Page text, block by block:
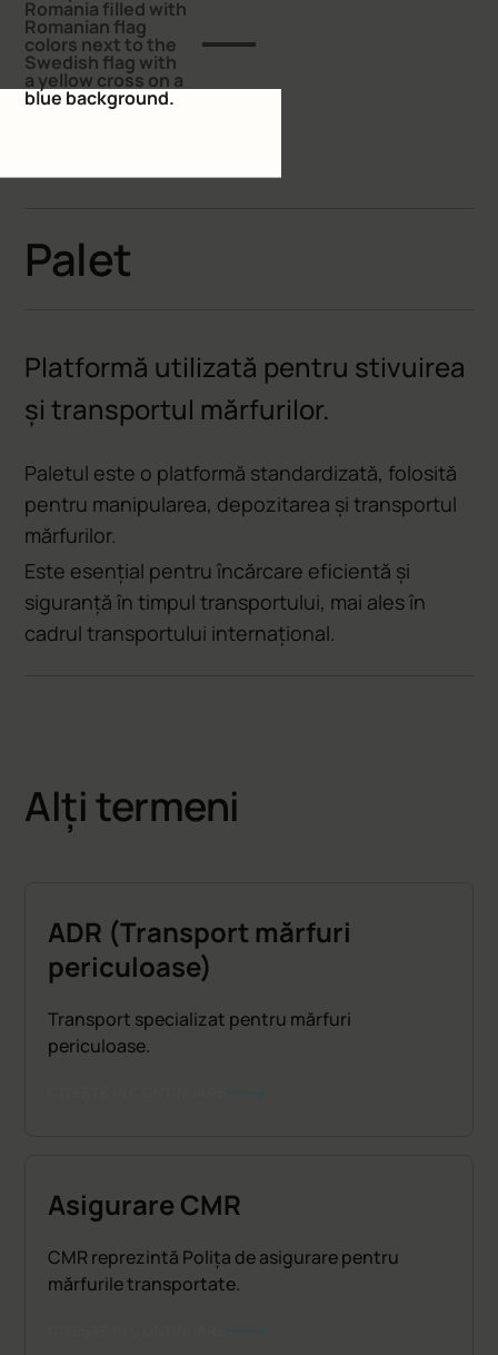
Palet
Platformă utilizată pentru stivuirea
și transportul mărfurilor.
Paletul este o platformă standardizată, folosită
pentru manipularea, depozitarea și transportul
mărfurilor.
Este esențial pentru încărcare eficientă și
siguranță în timpul transportului, mai ales în
cadrul transportului internațional.
Alți termeni
ADR (Transport mărfuri
periculoase)
Transport specializat pentru mărfuri
periculoase.
Asigurare CMR
CMR reprezintă Polița de asigurare pentru
mărfurile transportate.